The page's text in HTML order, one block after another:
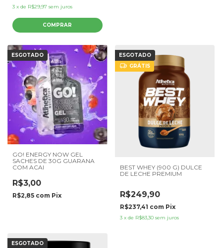
3 x de R$29,97 sem juros
ESGOTADO
GO! ENERGY NOW GEL
SACHES DE 30G GUARANA
COM ACAI
R$3,00
R$2,85 com Pix
ESGOTADO
GRÁTIS
BEST WHEY (900 G) DULCE
DE LECHE PREMIUM
R$249,90
R$237,41 com Pix
3 x de R$83,30 sem juros
ESGOTADO